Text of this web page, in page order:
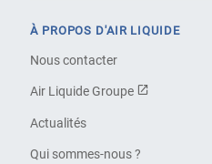
À PROPOS D'AIR LIQUIDE
Nous contacter
Air Liquide Groupe
Actualités
Qui sommes-nous ?